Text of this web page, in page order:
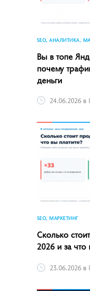
SEO, АНАЛИТИКА,
Вы в топе
почему
деньги
24.06.2026 в
SEO, МАРКЕТИНГ
Сколько
2026 и за что
23.06.2026 в